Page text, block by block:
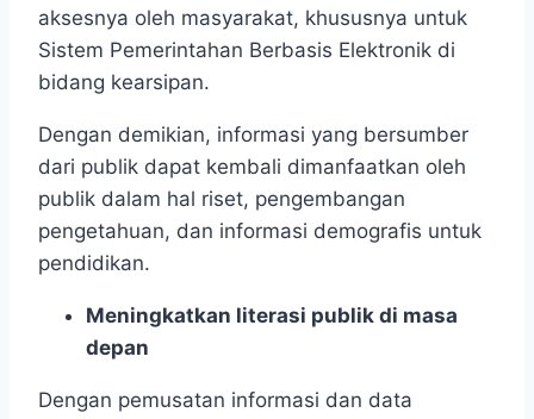
aksesnya oleh masyarakat, khususnya untuk
Sistem Pemerintahan Berbasis Elektronik di
bidang kearsipan.
Dengan demikian, informasi yang bersumber
dari publik dapat kembali dimanfaatkan oleh
publik dalam hal riset, pengembangan
pengetahuan, dan informasi demografis untuk
pendidikan.
Meningkatkan literasi publik di masa
depan
Dengan pemusatan informasi dan data